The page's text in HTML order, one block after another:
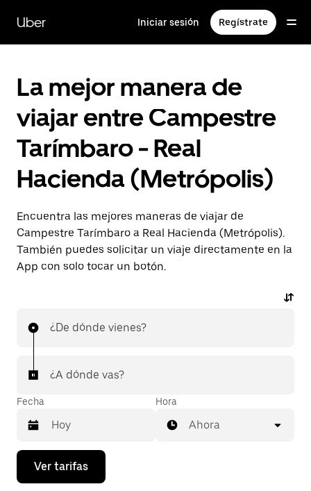
contenido
principal
Uber Iniciar sesión Regístrate
La mejor manera de
viajar entre Campestre
Tarímbaro - Real
Hacienda (Metrópolis)
Encuentra las mejores maneras de viajar de
Campestre Tarímbaro a Real Hacienda (Metrópolis).
También puedes solicitar un viaje directamente en la
App con solo tocar un botón.
¿De dónde vienes?
¿A dónde vas?
Fecha
Presiona
flecha
Hora
Ahora
Ver tarifas